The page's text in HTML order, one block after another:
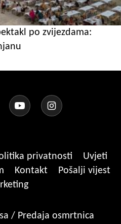
po zvijezdama:
privatnosti
Uvjeti
Kontakt
Pošalji vijest
/ Predaja osmrtnica